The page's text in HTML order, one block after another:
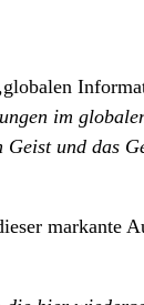
im
und das
markante